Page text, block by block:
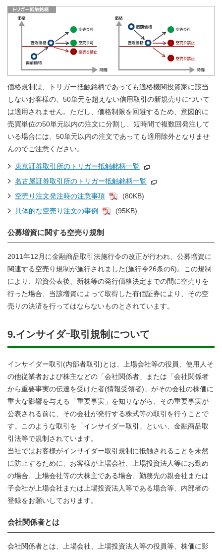
価格規制は、トリガー抵触銘柄であっても適格機関投資家に該当
しないお客様の、50単元を超えない信用取引の新規売りについて
は適用されません。ただし、価格制限を回避するため、意図的に
売買単位の50単元以内の注文に分割し、短時間で複数回発注して
いる場合には、50単元以内の注文であっても適用除外となりませ
んのでご注意ください。
東京証券取引所のトリガー抵触銘柄一覧
名古屋証券取引所のトリガー抵触銘柄一覧
空売り注文発注時の注意事項
(80KB)
具体的な空売り注文の事例
(95KB)
公募増資に関する空売り規制
2011年12月に金融商品取引法施行令の改正が行われ、公募増資に
関連する空売り規制が施行されました(施行令26条の6)。この規制
により、増資公表後、新株等の発行価格決定までの間に空売りを
行った場合、当該増資によって取得した有価証券により、その空
売りの決済を行ってはならないものとされています。
9.インサイダｰ取引規制について
インサイダー取引(内部者取引)とは、上場会社等の役員、使用人そ
の他従業者および株主などの「会社関係者」または「会社関係者
から重要事実の伝達を受けた者(情報受領者)」がその会社の株価に
重大な影響を与える「重要事実」を知りながら、その重要事実が
公表される前に、その会社が発行する株式等の取引を行うことで
す。このような取引を「インサイダー取引」といい、金融商品取
引法等で規制されています。
当社ではお客様がインサイダー取引規制に抵触されることを未然
に防止するために、お客様が上場会社、上場投資法人等にお勤め
の場合、上場会社等の大株主である場合、勤務先の親会社または
子会社が上場会社または上場投資法人等である場合等、内部者の
登録をお願いしております。
会社関係者とは
会社関係者とは、上場会社、上場投資法人等の役員等、株価に影